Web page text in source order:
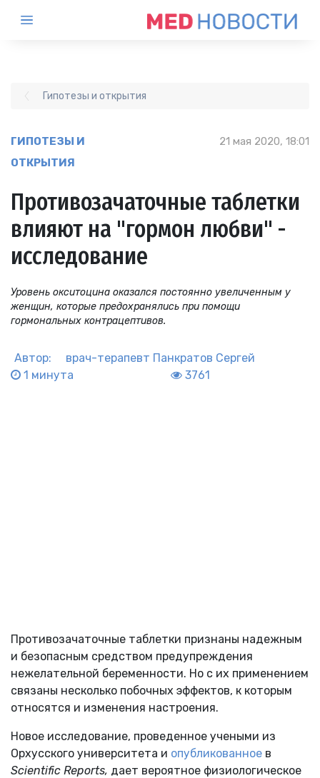
Гипотезы и открытия
ГИПОТЕЗЫ И
ОТКРЫТИЯ
21 мая 2020, 18:01
Противозачаточные таблетки
влияют на "гормон любви" -
исследование
Уровень окситоцина оказался постоянно увеличенным у
женщин, которые предохранялись при помощи
гормональных контрацептивов.
Автор: врач-терапевт Панкратов Сергей
1 минута
3761
Противозачаточные таблетки признаны надежным
и безопасным средством предупреждения
нежелательной беременности. Но с их применением
связаны несколько побочных эффектов, к которым
относятся и изменения настроения.
Новое исследование, проведенное учеными из
Орхусского университета и опубликованное в
Scientific Reports, дает вероятное физиологическое